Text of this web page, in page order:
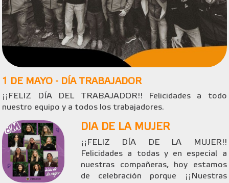
1 DE MAYO - DÍA TRABAJADOR
¡¡FELIZ DÍA DEL TRABAJADOR!! Felicidades a todo
nuestro equipo y a todos los trabajadores.
DIA DE LA MUJER
¡¡FELIZ DÍA DE LA MUJER!!
Felicidades a todas y en especial a
nuestras compañeras, hoy estamos
de celebración porque ¡¡Nuestras